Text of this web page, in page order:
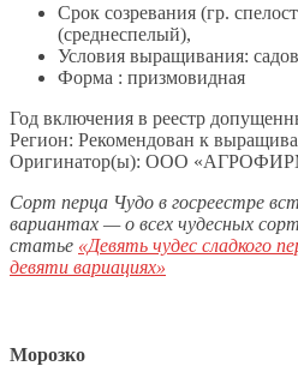
Срок созревания (гр.
(среднеспелый),
Условия выращивания:
Форма : призмовидная
Год включения в реестр
Регион: Рекомендован к
Оригинатор(ы): ООО
Сорт перца Чудо в госреестре
вариантах — о всех чудесных
статье «Девять чудес сладкого
девяти вариациях»
Морозко